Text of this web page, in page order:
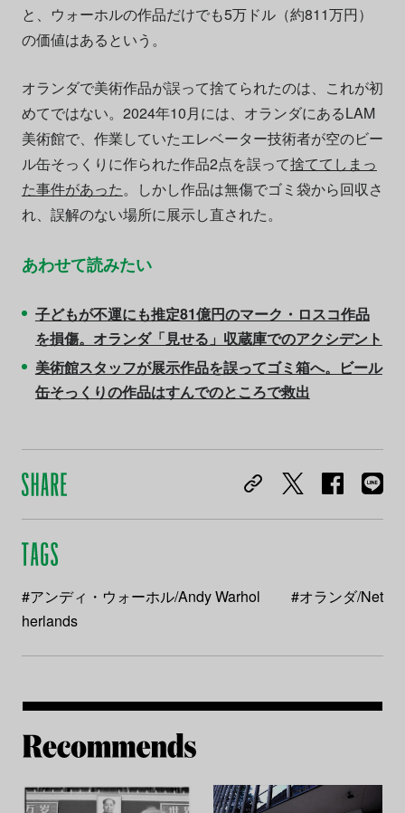
と、ウォーホルの作品だけでも5万ドル（約811万円）
の価値はあるという。
オランダで美術作品が誤って捨てられたのは、これが初
めてではない。2024年10月には、オランダにあるLAM
美術館で、作業していたエレベーター技術者が空のビー
ル缶そっくりに作られた作品2点を誤って捨ててしまっ
た事件があった。しかし作品は無傷でゴミ袋から回収さ
れ、誤解のない場所に展示し直された。
あわせて読みたい
子どもが不運にも推定81億円のマーク・ロスコ作品
を損傷。オランダ「見せる」収蔵庫でのアクシデント
美術館スタッフが展示作品を誤ってゴミ箱へ。ビール
缶そっくりの作品はすんでのところで救出
#アンディ・ウォーホル/Andy Warhol
#オランダ/Net
herlands